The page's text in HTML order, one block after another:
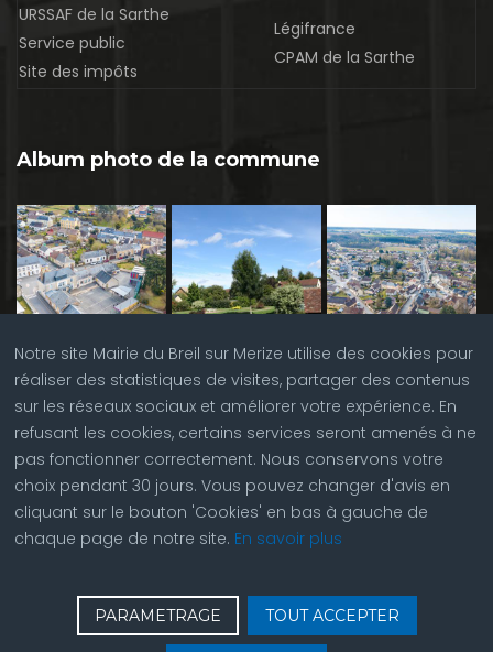
Notre site Mairie du Breil sur Merize utilise des cookies pour
réaliser des statistiques de visites, partager des contenus
sur les réseaux sociaux et améliorer votre expérience. En
refusant les cookies, certains services seront amenés à ne
pas fonctionner correctement. Nous conservons votre
choix pendant 30 jours. Vous pouvez changer d'avis en
cliquant sur le bouton 'Cookies' en bas à gauche de
chaque page de notre site. En savoir plus
PARAMETRAGE TOUT ACCEPTER
URSSAF de la Sarthe
Service public
Site des impôts
Légifrance
CPAM de la Sarthe
Album photo de la commune
Contactez nous | © Copyright 2023 |Plan du site|
Réalisation du site parABC Site Web| Seconnecter| Accès